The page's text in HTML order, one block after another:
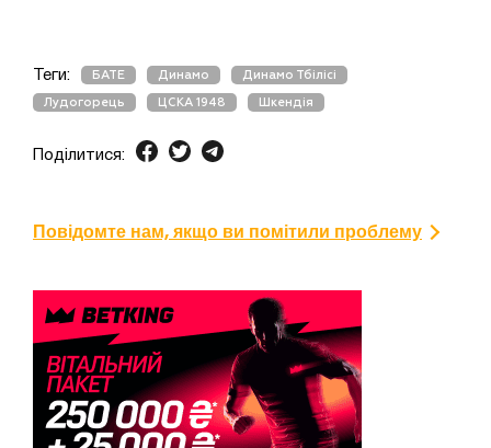
Теги: БАТЕ Динамо Динамо Тбілісі
Лудогорець ЦСКА 1948 Шкендія
Поділитися:
Повідомте нам, якщо ви помітили проблему